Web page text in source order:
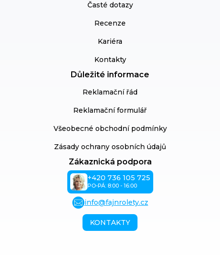
Časté dotazy
Recenze
Kariéra
Kontakty
Důležité informace
Reklamační řád
Reklamační formulář
Všeobecné obchodní podmínky
Zásady ochrany osobních údajů
Zákaznická podpora
+420 736 105 725
PO-PÁ: 8:00 - 16:00
info@fajnrolety.cz
KONTAKTY